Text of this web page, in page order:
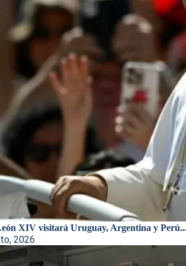
XIV visitará Uruguay, Argentina y
2026